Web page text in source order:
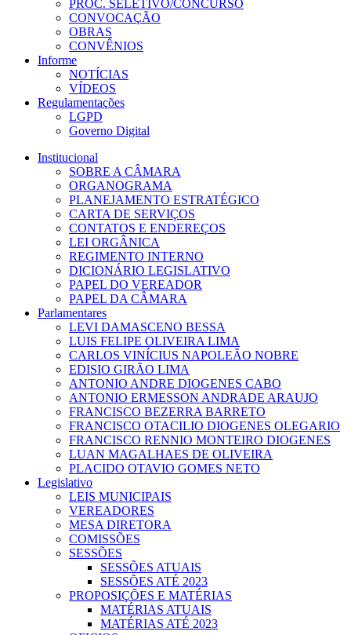
PROC. SELETIVO/CONCURSO
CONVOCAÇÃO
OBRAS
CONVÊNIOS
Informe
NOTÍCIAS
VÍDEOS
Regulamentações
LGPD
Governo Digital
Institucional
SOBRE A CÂMARA
ORGANOGRAMA
PLANEJAMENTO ESTRATÉGICO
CARTA DE SERVIÇOS
CONTATOS E ENDEREÇOS
LEI ORGÂNICA
REGIMENTO INTERNO
DICIONÁRIO LEGISLATIVO
PAPEL DO VEREADOR
PAPEL DA CÂMARA
Parlamentares
LEVI DAMASCENO BESSA
LUIS FELIPE OLIVEIRA LIMA
CARLOS VINÍCIUS NAPOLEÃO NOBRE
EDISIO GIRÃO LIMA
ANTONIO ANDRE DIOGENES CABO
ANTONIO ERMESSON ANDRADE ARAUJO
FRANCISCO BEZERRA BARRETO
FRANCISCO OTACILIO DIOGENES OLEGARIO
FRANCISCO RENNIO MONTEIRO DIOGENES
LUAN MAGALHAES DE OLIVEIRA
PLACIDO OTAVIO GOMES NETO
Legislativo
LEIS MUNICIPAIS
VEREADORES
MESA DIRETORA
COMISSÕES
SESSÕES
SESSÕES ATUAIS
SESSÕES ATÉ 2023
PROPOSIÇÕES E MATÉRIAS
MATÉRIAS ATUAIS
MATÉRIAS ATÉ 2023